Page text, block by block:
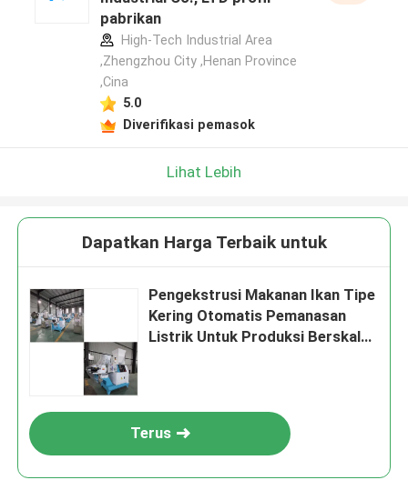
pabrikan
High-Tech Industrial Area
,Zhengzhou City ,Henan Province
,Cina
5.0
Diverifikasi pemasok
Lihat Lebih
Dapatkan Harga Terbaik untuk
Pengekstrusi Makanan Ikan Tipe
Kering Otomatis Pemanasan
Listrik Untuk Produksi Berskala
Terus